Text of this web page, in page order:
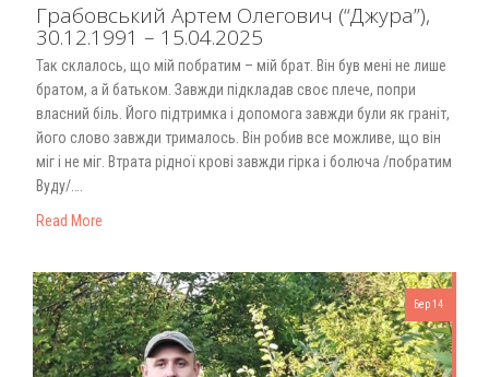
Грабовський Артем Олегович (“Джура”),
30.12.1991 – 15.04.2025
Так склалось, що мій побратим – мій брат. Він був мені не лише
братом, а й батьком. Завжди підкладав своє плече, попри
власний біль. Його підтримка і допомога завжди були як граніт,
його слово завжди трималось. Він робив все можливе, що він
міг і не міг. Втрата рідної крові завжди гірка і болюча /побратим
Вуду/….
Read More
Бер 14